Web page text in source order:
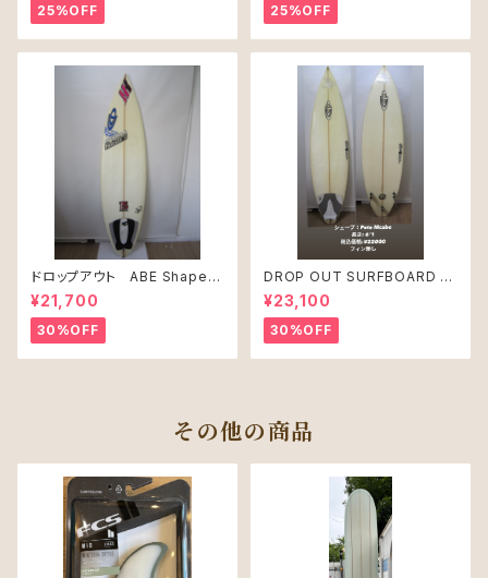
25%OFF 25%OFF
ドロップアウト ABE Shape
PRO JUNIR MODEL モデル
¥21,700
30%OFF
DROP OUT SURFBOARD シ
ェープ：Pete Mcabe USED
¥23,100
30%OFF
その他の商品